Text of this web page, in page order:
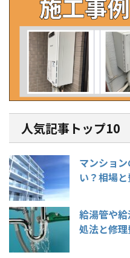
人気記事トップ10
マンショ
い？相場
給湯管や
処法と修